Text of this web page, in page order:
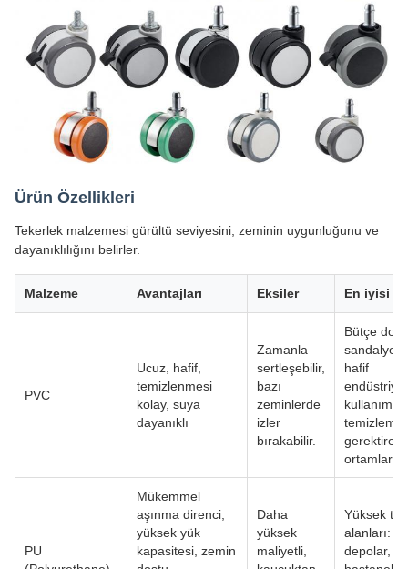
Ürün Özellikleri
Tekerlek malzemesi gürültü seviyesini, zeminin uygunluğunu ve
dayanıklılığını belirler.
Malzeme Avantajları Eksiler En iyisi
PVC
Ucuz, hafif,
temizlenmesi
kolay, suya
dayanıklı
Zamanla
sertleşebilir,
bazı
zeminlerde
izler
bırakabilir.
Bütçe
hafif
endüstriyel
kullanım,
temizleme
gerektiren
ortamlar
PU
Mükemmel
aşınma direnci,
yüksek yük
kapasitesi, zemin
Daha
yüksek
maliyetli,
Yüksek
alanları:
depolar,